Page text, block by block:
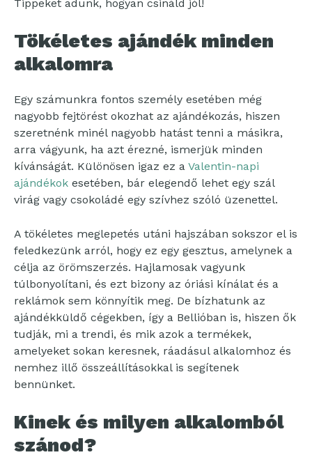
Tippeket adunk, hogyan csináld jól!
Tökéletes ajándék minden
alkalomra
Egy számunkra fontos személy esetében még
nagyobb fejtörést okozhat az ajándékozás, hiszen
szeretnénk minél nagyobb hatást tenni a másikra,
arra vágyunk, ha azt érezné, ismerjük minden
kívánságát. Különösen igaz ez a Valentin-napi
ajándékok esetében, bár elegendő lehet egy szál
virág vagy csokoládé egy szívhez szóló üzenettel.
A tökéletes meglepetés utáni hajszában sokszor el is
feledkezünk arról, hogy ez egy gesztus, amelynek a
célja az örömszerzés. Hajlamosak vagyunk
túlbonyolítani, és ezt bizony az óriási kínálat és a
reklámok sem könnyítik meg. De bízhatunk az
ajándékküldő cégekben, így a Bellióban is, hiszen ők
tudják, mi a trendi, és mik azok a termékek,
amelyeket sokan keresnek, ráadásul alkalomhoz és
nemhez illő összeállításokkal is segítenek
bennünket.
Kinek és milyen alkalomból
szánod?